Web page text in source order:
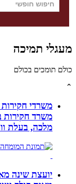
מעגלי תמיכה
כולם תומכים בכולם
⌃
משרדי
משרד חקירות
מלכה, בעלת
יועצת שינה